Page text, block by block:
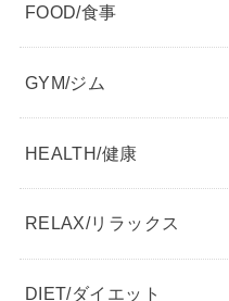
FOOD/食事
GYM/ジム
HEALTH/健康
RELAX/リラックス
DIET/ダイエット